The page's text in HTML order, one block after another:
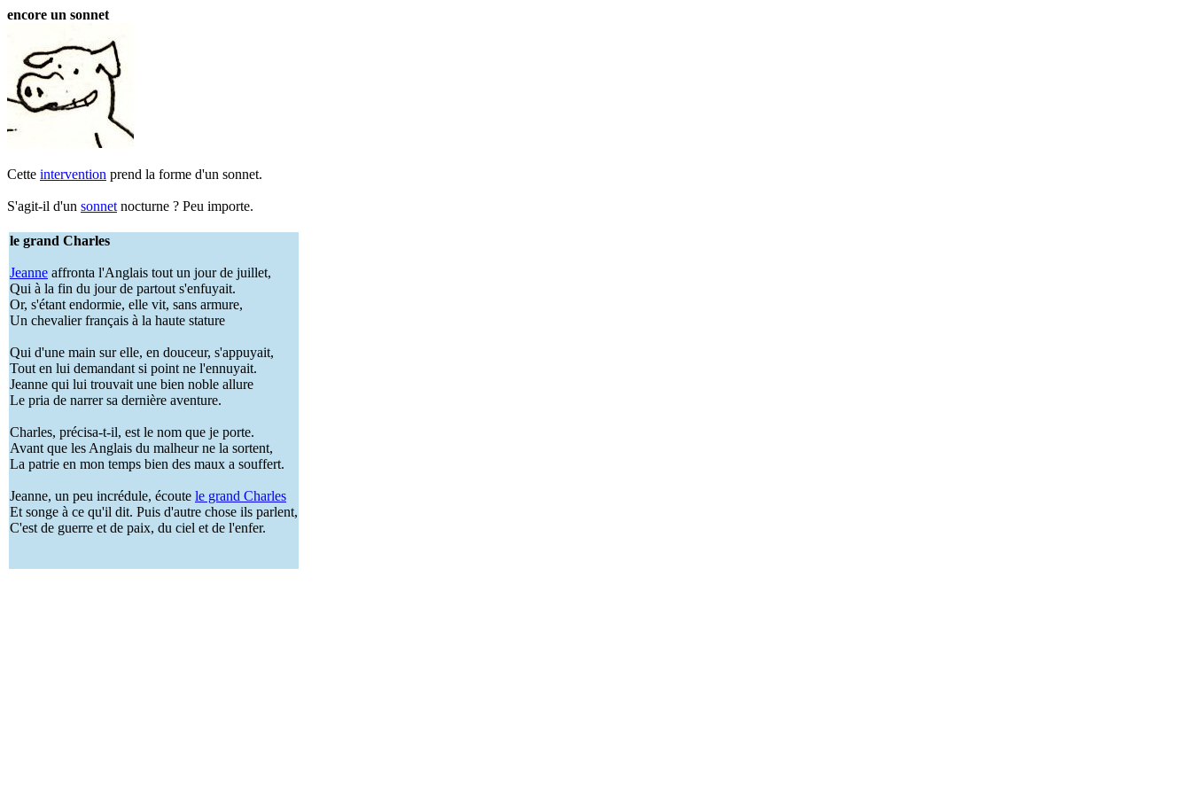
encore un sonnet
Cette intervention prend la forme d'un sonnet.
S'agit-il d'un sonnet nocturne ? Peu importe.
le grand Charles
Jeanne affronta l'Anglais tout un jour de juillet,
Qui à la fin du jour de partout s'enfuyait.
Or, s'étant endormie, elle vit, sans armure,
Un chevalier français à la haute stature
Qui d'une main sur elle, en douceur, s'appuyait,
Tout en lui demandant si point ne l'ennuyait.
Jeanne qui lui trouvait une bien noble allure
Le pria de narrer sa dernière aventure.
Charles, précisa-t-il, est le nom que je porte.
Avant que les Anglais du malheur ne la sortent,
La patrie en mon temps bien des maux a souffert.
Jeanne, un peu incrédule, écoute le grand Charles
Et songe à ce qu'il dit. Puis d'autre chose ils parlent,
C'est de guerre et de paix, du ciel et de l'enfer.